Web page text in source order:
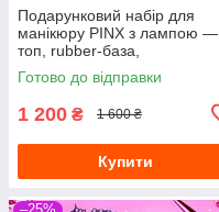
Подарунковий набір для
манікюру PINX з лампою —
топ, rubber-база,
камуфлююча база, червона
база
Готово до відправки
1 200 ₴ 1 600 ₴
Купити